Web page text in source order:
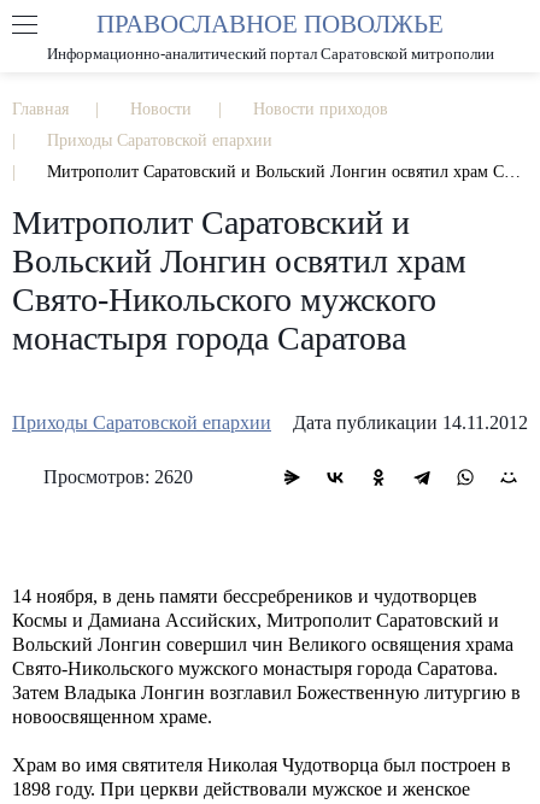
РАЗМЕР ШРИФТА А А
ПРАВОСЛАВНОЕ ПОВОЛЖЬЕ
Информационно-аналитический портал Саратовской митрополии
Главная Новости
Новости приходов
Приходы Саратовской епархии
Митрополит Саратовский и Вольский Лонгин освятил храм Свято-Никольского мужского монастыря города Саратова
Митрополит Саратовский и
Вольский Лонгин освятил храм
Свято-Никольского мужского
монастыря города Саратова
Приходы Саратовской епархии Дата публикации 14.11.2012
Просмотров: 2620
14 ноября, в день памяти бессребреников и чудотворцев
Космы и Дамиана Ассийских, Митрополит Саратовский и
Вольский Лонгин совершил чин Великого освящения храма
Свято-Никольского мужского монастыря города Саратова.
Затем Владыка Лонгин возглавил Божественную литургию в
новоосвященном храме.
Храм во имя святителя Николая Чудотворца был построен в
1898 году. При церкви действовали мужское и женское